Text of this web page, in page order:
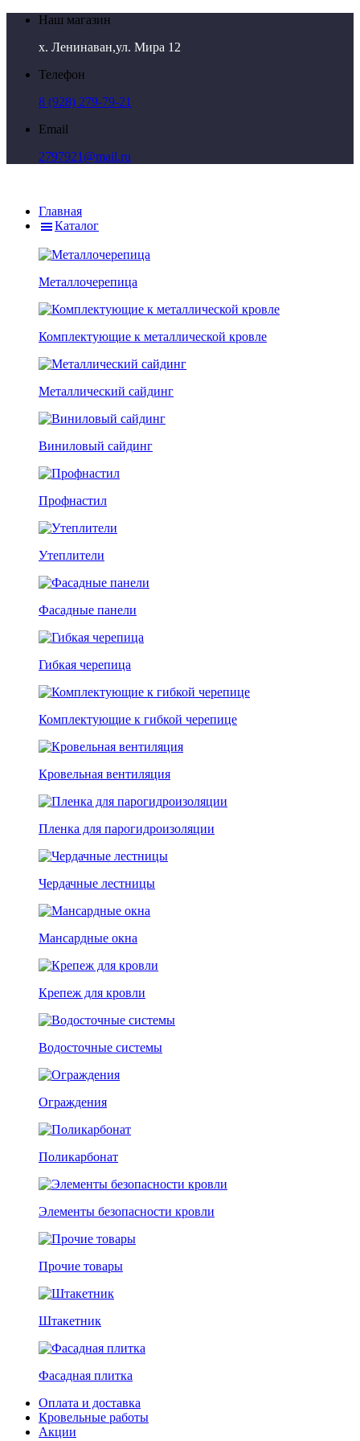
Наш магазин
х. Ленинаван,ул. Мира 12
Телефон
8 (928) 279-79-21
Email
2797921@mail.ru
Главная
Каталог
Металлочерепица
Комплектующие к металлической кровле
Металлический сайдинг
Виниловый сайдинг
Профнастил
Утеплители
Фасадные панели
Гибкая черепица
Комплектующие к гибкой черепице
Кровельная вентиляция
Пленка для парогидроизоляции
Чердачные лестницы
Мансардные окна
Крепеж для кровли
Водосточные системы
Ограждения
Поликарбонат
Элементы безопасности кровли
Прочие товары
Штакетник
Фасадная плитка
Оплата и доставка
Кровельные работы
Акции